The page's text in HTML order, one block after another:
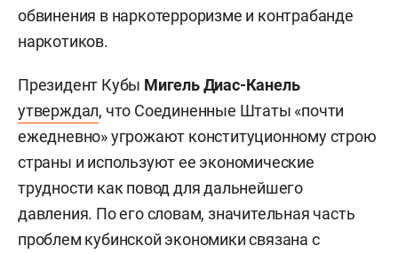
обвинения в наркотерроризме и контрабанде
наркотиков.
Президент Кубы Мигель Диас-Канель
утверждал, что Соединенные Штаты «почти
ежедневно» угрожают конституционному строю
страны и используют ее экономические
трудности как повод для дальнейшего
давления. По его словам, значительная часть
проблем кубинской экономики связана с